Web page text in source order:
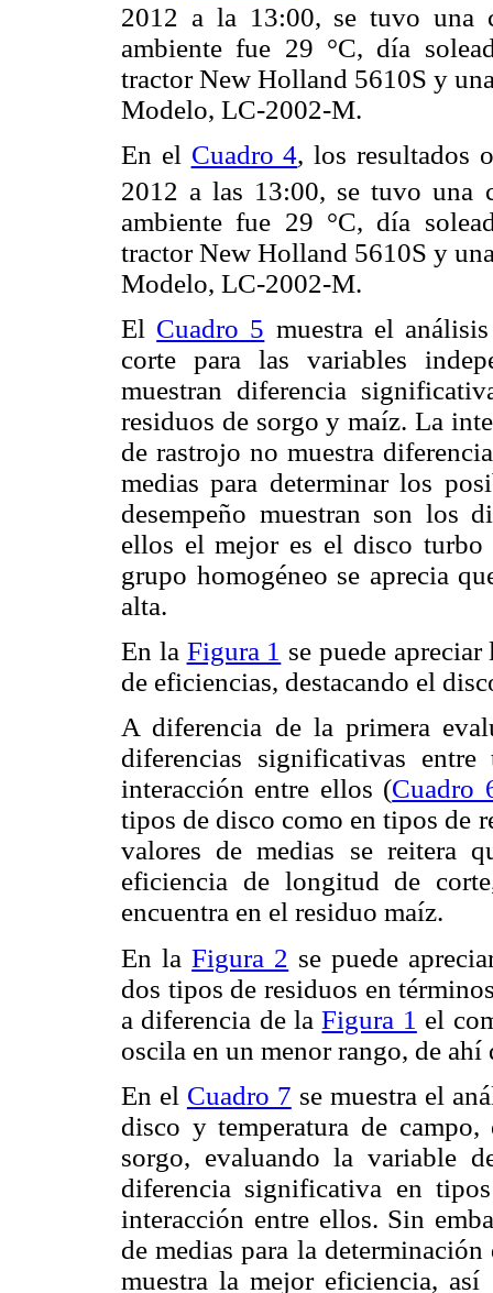
2012 a la 13:00, se tuvo una
ambiente fue 29 °C, día
tractor New Holland 5610S y
Modelo, LC-2002-M.
En el Cuadro 4, los resultados
2012 a las 13:00, se tuvo una
ambiente fue 29 °C, día
tractor New Holland 5610S y
Modelo, LC-2002-M.
El Cuadro 5 muestra el
corte para las variables
muestran diferencia
residuos de sorgo y maíz. La
de rastrojo no muestra
medias para determinar los
desempeño muestran son los
ellos el mejor es el disco
grupo homogéneo se aprecia
alta.
En la Figura 1 se puede
de eficiencias, destacando el
A diferencia de la primera
diferencias significativas
interacción entre ellos (Cuadro
tipos de disco como en tipos de
valores de medias se reitera
eficiencia de longitud de
encuentra en el residuo maíz.
En laFigura 2 se puede
dos tipos de residuos en
a diferencia de laFigura 1 el
oscila en un menor rango, de
En el Cuadro 7 se muestra el
disco y temperatura de
sorgo, evaluando la variable
diferencia significativa en
interacción entre ellos. Sin
de medias para la
muestra la mejor eficiencia,